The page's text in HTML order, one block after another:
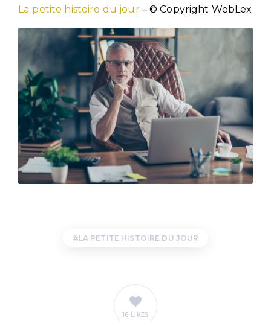
La petite histoire du jour– © Copyright WebLex
LA PETITE HISTOIRE DU JOUR
16 LIKES